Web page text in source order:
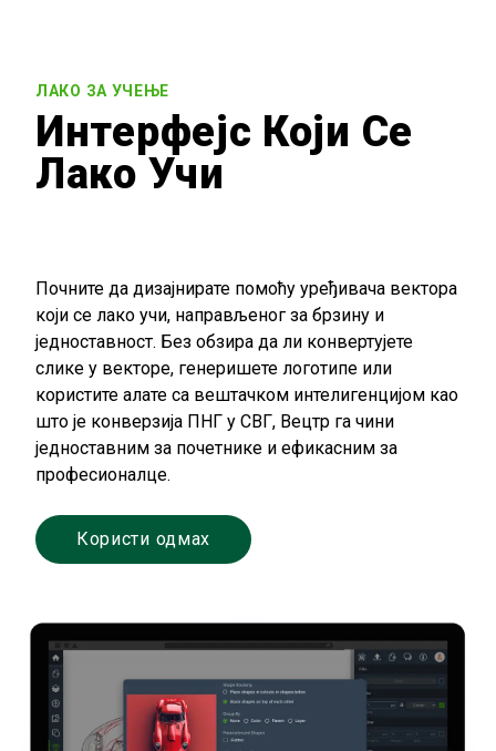
ЛАКО ЗА УЧЕЊЕ
Интерфејс Који Се
Лако Учи
Почните да дизајнирате помоћу уређивача вектора
који се лако учи, направљеног за брзину и
једноставност. Без обзира да ли конвертујете
слике у векторе, генеришете логотипе или
користите алате са вештачком интелигенцијом као
што је конверзија ПНГ у СВГ, Вецтр га чини
једноставним за почетнике и ефикасним за
професионалце.
Користи одмах